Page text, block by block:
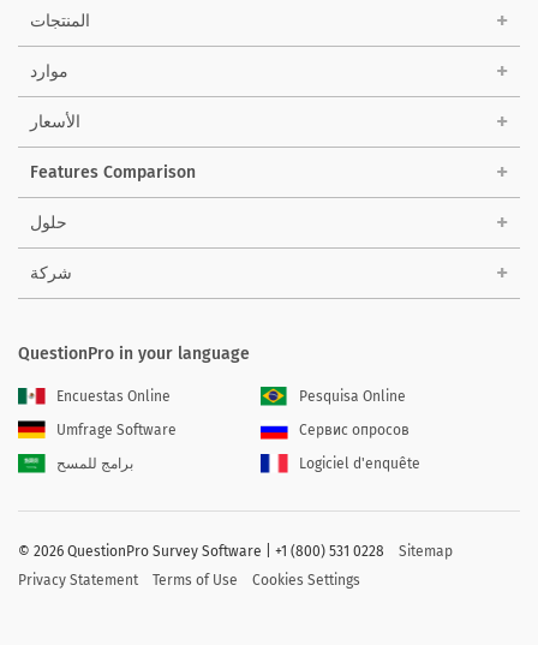
المنتجات
موارد
الأسعار
Features Comparison
حلول
شركة
QuestionPro in your language
Encuestas Online
Pesquisa Online
Umfrage Software
Сервис опросов
برامج للمسح
Logiciel d'enquête
© 2026 QuestionPro Survey Software | +1 (800) 531 0228
Sitemap
Privacy Statement
Terms of Use Cookies Settings